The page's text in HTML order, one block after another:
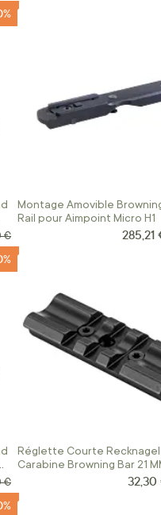
€
Montage Amovible
Rail pour Aimpoint Micro H1
Prix
285,21
€
Réglette Courte
Carabine Browning Bar 21
Prix